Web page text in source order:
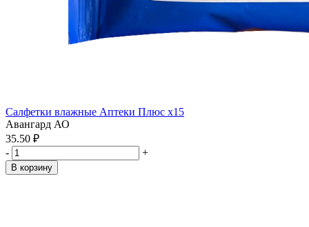
Салфетки влажные Аптеки Плюс x15
Авангард АО
35.50 ₽
-
+
В корзину